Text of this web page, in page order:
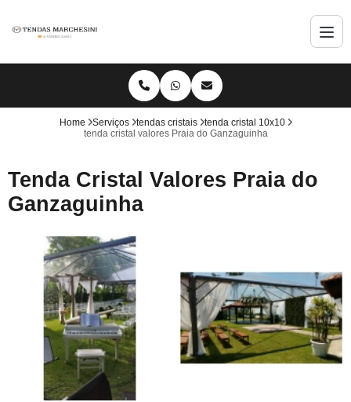
Home Serviços tendas cristais
tenda cristal 10x10
tenda cristal valores Praia do Ganzaguinha
Tenda Cristal Valores Praia do
Ganzaguinha